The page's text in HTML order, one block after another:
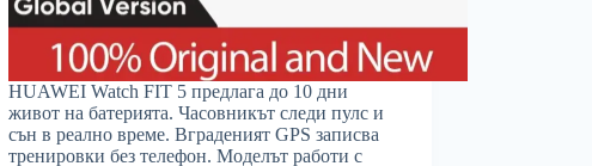
HUAWEI Watch FIT 5 предлага до 10 дни
живот на батерията. Часовникът следи пулс и
сън в реално време. Вграденият GPS записва
тренировки без телефон. Моделът работи с